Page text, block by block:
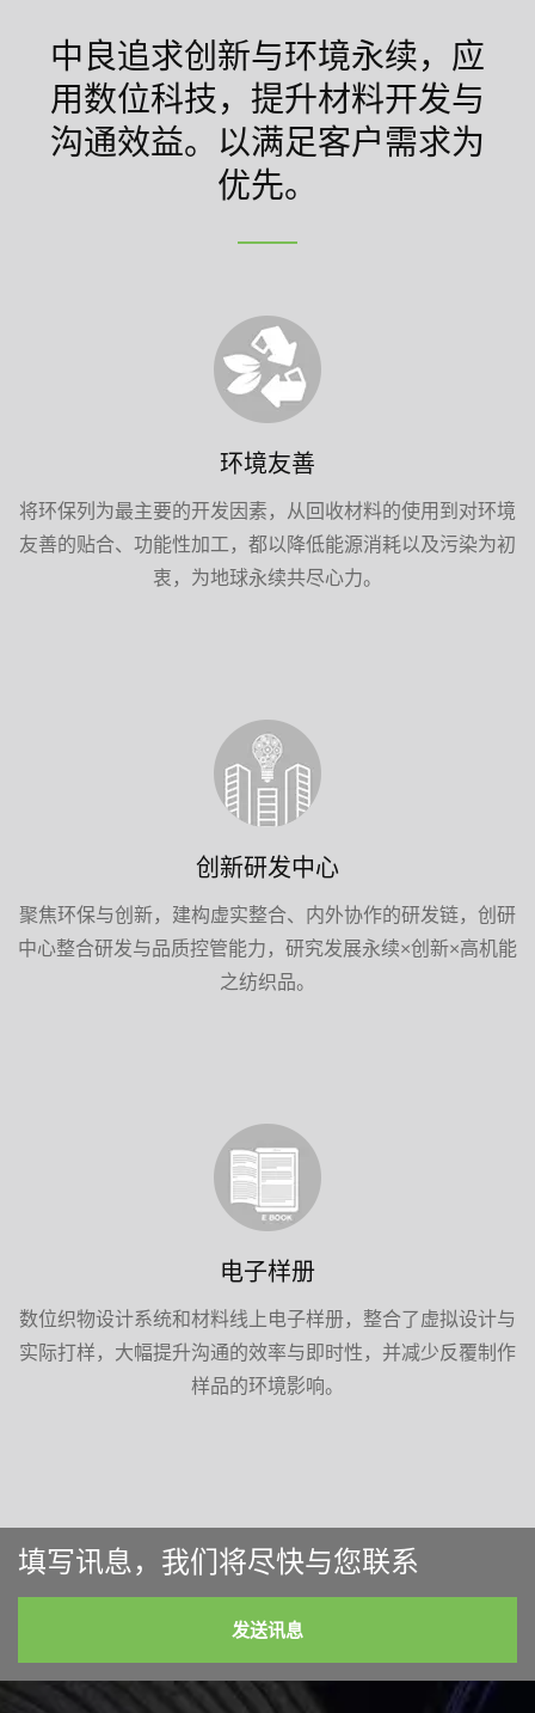
中良追求创新与环境永续，应
用数位科技，提升材料开发与
沟通效益。以满足客户需求为
优先。
环境友善
将环保列为最主要的开发因素，从回收材料的使用到对环境
友善的贴合、功能性加工，都以降低能源消耗以及污染为初
衷，为地球永续共尽心力。
创新研发中心
聚焦环保与创新，建构虚实整合、内外协作的研发链，创研
中心整合研发与品质控管能力，研究发展永续×创新×高机能
之纺织品。
电子样册
数位织物设计系统和材料线上电子样册，整合了虚拟设计与
实际打样，大幅提升沟通的效率与即时性，并减少反覆制作
样品的环境影响。
填写讯息，我们将尽快与您联系
发送讯息